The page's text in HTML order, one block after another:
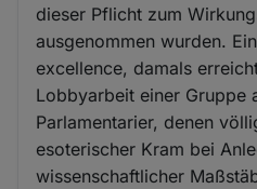
dieser Pflicht zum
ausgenommen wurden.
excellence, damals
Lobbyarbeit einer Gruppe
Parlamentarier, denen
esoterischer Kram bei
wissenschaftlicher